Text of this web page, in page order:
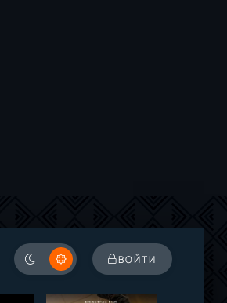
ВОЙТИ